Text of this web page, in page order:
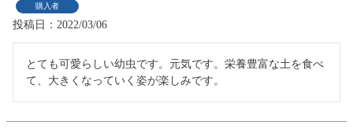
購入者
投稿日 2022/03/06
とても可愛らしい幼虫です。元気です。栄養豊富な土を食べ
て、大きくなっていく姿が楽しみです。